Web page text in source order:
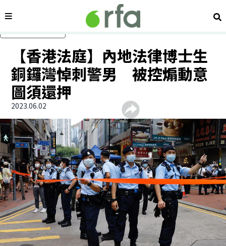
內容分類 搜
【香港法庭】內地法律博士生
銅鑼灣悼刺警男 被控煽動意
圖須還押
2023.06.02